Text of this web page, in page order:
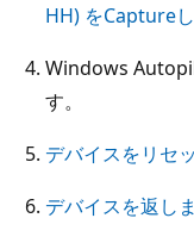
HH) をCapture
Windows
す。
デバイスをリセ
デバイスを返し